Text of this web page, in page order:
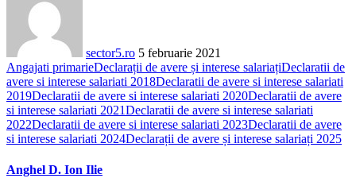
sector5.ro 5 februarie 2021
Angajati primarieDeclarații de avere și interese salariațiDeclaratii de
avere si interese salariati 2018Declaratii de avere si interese salariati
2019Declaratii de avere si interese salariati 2020Declaratii de avere
si interese salariati 2021Declaratii de avere si interese salariati
2022Declaratii de avere si interese salariati 2023Declaratii de avere
si interese salariati 2024Declarații de avere și interese salariați 2025
Anghel D. Ion Ilie